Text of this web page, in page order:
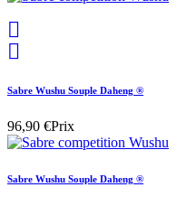


Sabre Wushu Souple Daheng ®
96,90 €Prix
Sabre Wushu Souple Daheng ®